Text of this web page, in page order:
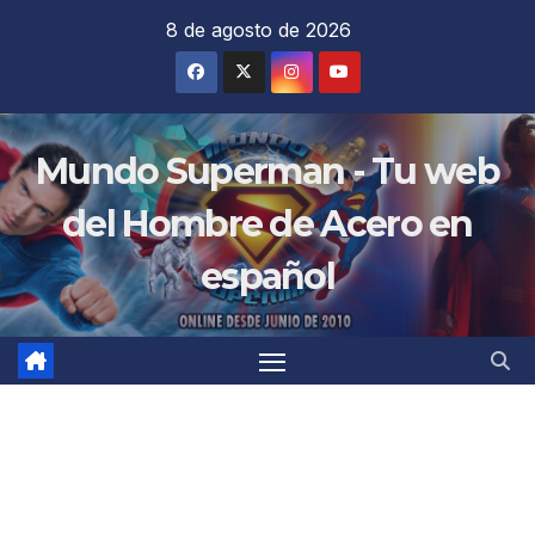
8 de agosto de 2026
Mundo Superman - Tu web
del Hombre de Acero en
español